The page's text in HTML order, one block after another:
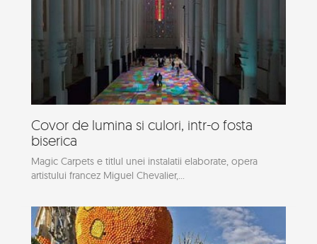
Covor de lumina si culori, intr-o fosta
biserica
Magic Carpets e titlul unei instalatii elaborate, opera
artistului francez Miguel Chevalier,...